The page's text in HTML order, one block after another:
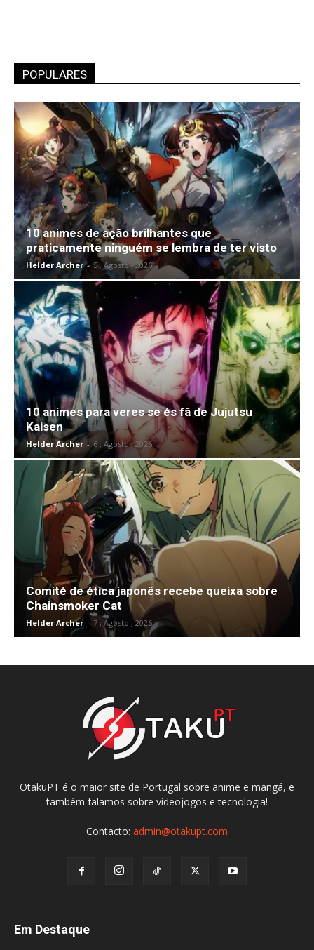
POPULARES
10 animes de ação brilhantes que
praticamente ninguém se lembra de ter visto
Helder Archer - 5 , Agosto , 2026
10 animes para veres se és fã de Jujutsu
Kaisen
Helder Archer - 6 , Agosto , 2026
Comité de ética japonês recebe queixa sobre
Chainsmoker Cat
Helder Archer - 7 , Agosto , 2026
OtakuPT é o maior site de Portugal sobre anime e mangá, e
também falamos sobre videojogos e tecnologia!
Contacto: admin@otakupt.com
Em Destaque